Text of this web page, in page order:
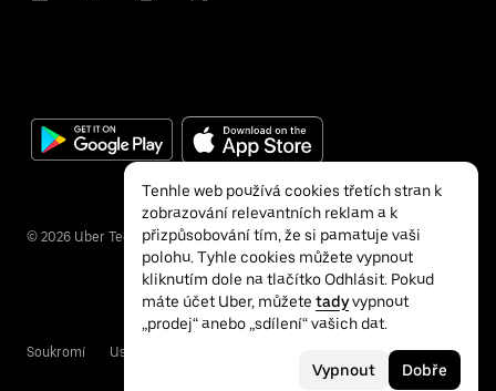
© 2026 Uber Technologies Inc.
Soukromí Usnadnění přístupu
Tenhle web používá cookies třetích stran k
zobrazování relevantních reklam a k
přizpůsobování tím, že si pamatuje vaši
polohu. Tyhle cookies můžete vypnout
kliknutím dole na tlačítko Odhlásit. Pokud
máte účet Uber, můžete tadyvypnout
„prodej“ anebo „sdílení“ vašich dat.
Vypnout Dobře